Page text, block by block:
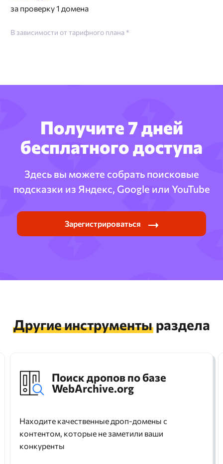
за проверку 1 домена
В зависимости от тарифного плана *
Получите 7 дней
бесплатного доступа
Здесь вы можете собрать поисковые
подсказки из Яндекс, Google или YouTube
Зарегистрироваться
Другие инструменты раздела
Поиск дропов по базе
WebArchive.org
Находите качественные дроп-домены с
контентом, которые не заметили ваши
конкуренты